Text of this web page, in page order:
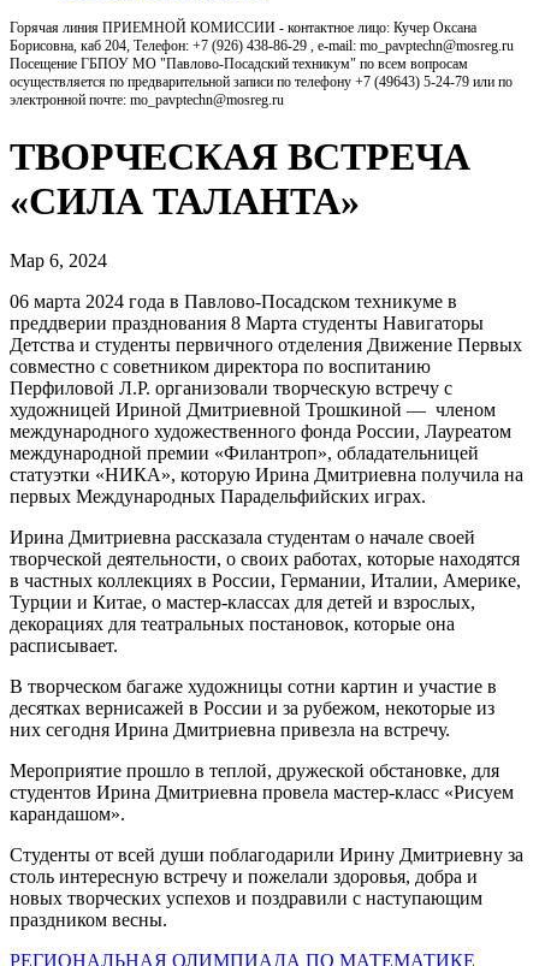
Горячая линия ПРИЕМНОЙ КОМИССИИ - контактное лицо: Кучер Оксана
Борисовна, каб 204, Телефон: +7 (926) 438-86-29 , e-mail: mo_pavptechn@mosreg.ru
Посещение ГБПОУ МО "Павлово-Посадский техникум" по всем вопросам
осуществляется по предварительной записи по телефону +7 (49643) 5-24-79 или по
электронной почте: mo_pavptechn@mosreg.ru
ТВОРЧЕСКАЯ ВСТРЕЧА
«СИЛА ТАЛАНТА»
Мар 6, 2024
06 марта 2024 года в Павлово-Посадском техникуме в
преддверии празднования 8 Марта студенты Навигаторы
Детства и студенты первичного отделения Движение Первых
совместно с советником директора по воспитанию
Перфиловой Л.Р. организовали творческую встречу с
художницей Ириной Дмитриевной Трошкиной — членом
международного художественного фонда России, Лауреатом
международной премии «Филантроп», обладательницей
статуэтки «НИКА», которую Ирина Дмитриевна получила на
первых Международных Парадельфийских играх.
Ирина Дмитриевна рассказала студентам о начале своей
творческой деятельности, о своих работах, которые находятся
в частных коллекциях в России, Германии, Италии, Америке,
Турции и Китае, о мастер-классах для детей и взрослых,
декорациях для театральных постановок, которые она
расписывает.
В творческом багаже художницы сотни картин и участие в
десятках вернисажей в России и за рубежом, некоторые из
них сегодня Ирина Дмитриевна привезла на встречу.
Мероприятие прошло в теплой, дружеской обстановке, для
студентов Ирина Дмитриевна провела мастер-класс «Рисуем
карандашом».
Студенты от всей души поблагодарили Ирину Дмитриевну за
столь интересную встречу и пожелали здоровья, добра и
новых творческих успехов и поздравили с наступающим
праздником весны.
РЕГИОНАЛЬНАЯ ОЛИМПИАДА ПО МАТЕМАТИКЕ